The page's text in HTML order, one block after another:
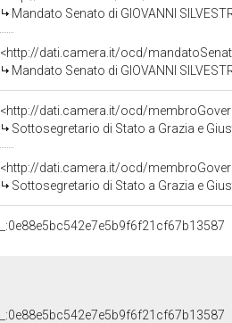
Mandato Senato di GIOVANNI
<http://dati.camera.it/ocd/
Mandato Senato di GIOVANNI
<http://dati.camera.it/ocd/
Sottosegretario di Stato a Grazia e
<http://dati.camera.it/ocd/
Sottosegretario di Stato a Grazia e
_:0e88e5bc542e7e5b9f6f21cf67b13587
_:0e88e5bc542e7e5b9f6f21cf67b13587